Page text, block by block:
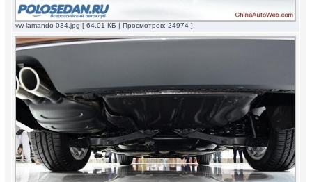
vw-lamando-034.jpg [ 64.01 КБ | Просмотров: 24974 ]